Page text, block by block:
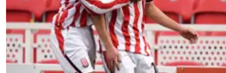
1+ Répondre
saammm 09 mai 2026 à 19:49 + 544
Test moins virulente soudainement.
C'est bien continue mais c'est trop tard pour
👊⚽